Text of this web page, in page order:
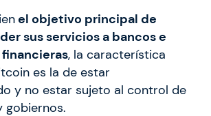
el objetivo principal de
sus servicios a bancos e
, la característica
es la de estar
y no estar sujeto al control de
gobiernos.